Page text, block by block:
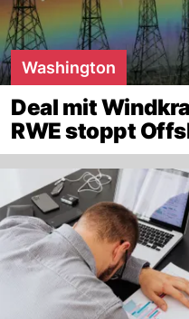
Washington
Deal mit
RWE stoppt